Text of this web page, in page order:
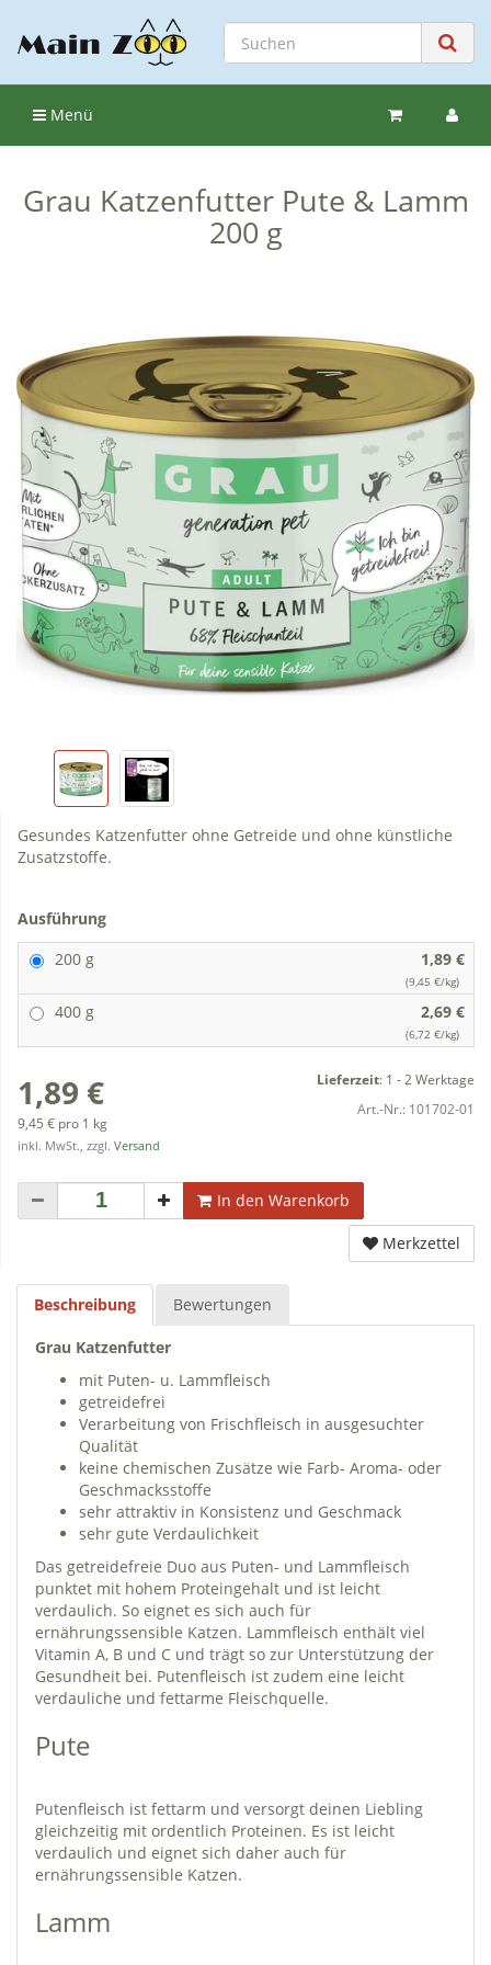
Menü
Grau Katzenfutter Pute & Lamm
200 g
Gesundes Katzenfutter ohne Getreide und ohne künstliche
Zusatzstoffe.
Ausführung
200 g
1,89 €
(9,45 €/kg)
400 g 2,69 €
(6,72 €/kg)
1,89 €
9,45 € pro 1 kg
inkl. MwSt., zzgl. Versand
Lieferzeit: 1 - 2 Werktage
Art.-Nr.: 101702-01
In den Warenkorb
Merkzettel
Beschreibung Bewertungen
Grau Katzenfutter
mit Puten- u. Lammfleisch
getreidefrei
Verarbeitung von Frischfleisch in ausgesuchter
Qualität
keine chemischen Zusätze wie Farb- Aroma- oder
Geschmacksstoffe
sehr attraktiv in Konsistenz und Geschmack
sehr gute Verdaulichkeit
Das getreidefreie Duo aus Puten- und Lammfleisch
punktet mit hohem Proteingehalt und ist leicht
verdaulich. So eignet es sich auch für
ernährungssensible Katzen. Lammfleisch enthält viel
Vitamin A, B und C und trägt so zur Unterstützung der
Gesundheit bei. Putenfleisch ist zudem eine leicht
verdauliche und fettarme Fleischquelle.
Pute
Putenfleisch ist fettarm und versorgt deinen Liebling
gleichzeitig mit ordentlich Proteinen. Es ist leicht
verdaulich und eignet sich daher auch für
ernährungssensible Katzen.
Lamm